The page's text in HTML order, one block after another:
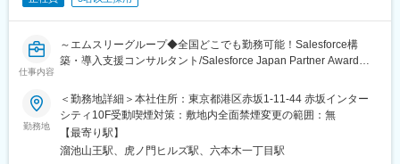
15名ほどで構成されています。
※入社後はまず現場の構築経験をいただきたく、Webディレクター
Webディレクターとして一連の業務に従事いただいたのち、ご経
験やスキルに応じてプリセールスとして商談／提案業務を行なっ
■魅力
・AIを企業の業務フローに落とし込む最先端の変革をリードでき
る
仕事内容
～エムスリーグループ◆全国どこでも勤務可能！Salesforce構
築・導入支援コンサルタント/Salesforce Japan Partner Award受
■業務概要：
フロッグウェル株式会社は、営業・マーケティング活動をデジタ
ル化するためのコンサルティングサービスを提供しています。エ
ムスリーグループの一員として、Salesforceを活用したプロセス
コンサルティングを行い、クライアントの課題解決に貢献しま
勤務地
＜勤務地詳細＞本社住所：東京都港区赤坂1-11-44 赤坂インター
シティ10F受動喫煙対策：敷地内全面禁煙変更の範囲：無
【最寄り駅】
溜池山王駅、虎ノ門ヒルズ駅、六本木一丁目駅